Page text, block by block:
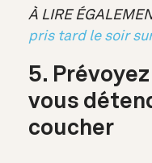
À LIRE
pris tard le soir
5.
vous
coucher